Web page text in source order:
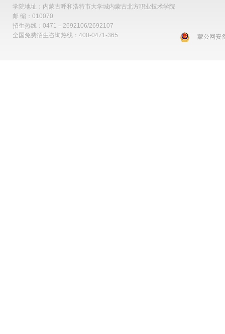
学院地址：内蒙古呼和浩特市大学城内蒙古北方职业技术学院
邮 编：010070
招生热线：0471－2692106/2692107
全国免费招生咨询热线：400-0471-365
蒙公网安